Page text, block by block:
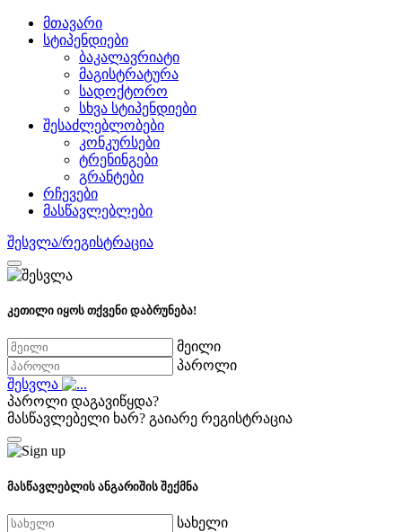
მთავარი
სტიპენდიები
ბაკალავრიატი
მაგისტრატურა
სადოქტორო
სხვა სტიპენდიები
შესაძლებლობები
კონკურსები
ტრენინგები
გრანტები
რჩევები
მასწავლებლები
შესვლა/რეგისტრაცია
კეთილი იყოს თქვენი დაბრუნება!
მეილი
პაროლი
შესვლა
პაროლი დაგავიწყდა?
მასწავლებელი ხარ? გაიარე რეგისტრაცია
მასწავლებლის ანგარიშის შექმნა
სახელი